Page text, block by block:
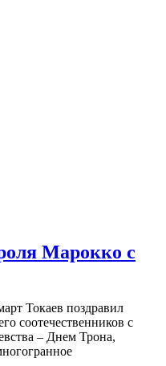
Марокко с
Токаев поздравил
соотечественников с
– Днем Трона,